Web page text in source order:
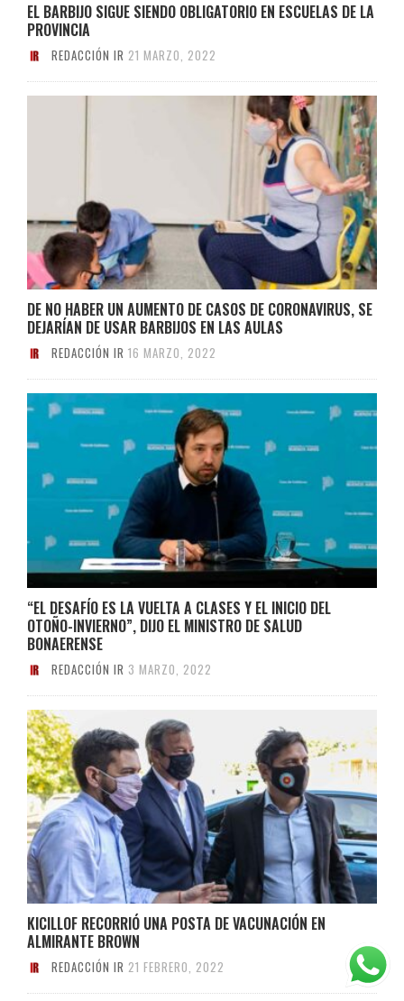
EL BARBIJO SIGUE SIENDO OBLIGATORIO EN ESCUELAS DE LA
PROVINCIA
REDACCIÓN IR 21 MARZO, 2022
DE NO HABER UN AUMENTO DE CASOS DE CORONAVIRUS, SE
DEJARÍAN DE USAR BARBIJOS EN LAS AULAS
REDACCIÓN IR 16 MARZO, 2022
“EL DESAFÍO ES LA VUELTA A CLASES Y EL INICIO DEL
OTOÑO-INVIERNO”, DIJO EL MINISTRO DE SALUD
BONAERENSE
REDACCIÓN IR 3 MARZO, 2022
KICILLOF RECORRIÓ UNA POSTA DE VACUNACIÓN EN
ALMIRANTE BROWN
REDACCIÓN IR 21 FEBRERO, 2022